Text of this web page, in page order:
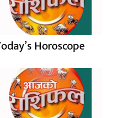
Horoscope